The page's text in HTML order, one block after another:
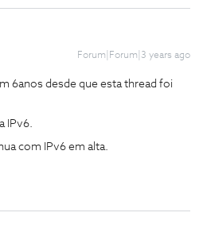
Forum|Forum|3 years ago
6anos desde que esta thread foi
IPv6.
com IPv6 em alta.